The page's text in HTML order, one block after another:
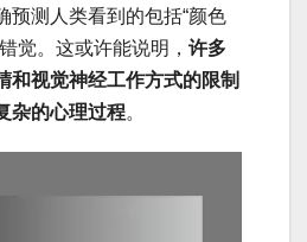
预测人类看到的包括“颜色
觉。这或许能说明， 许多
和视觉神经工作方式的限制
杂的心理过程。